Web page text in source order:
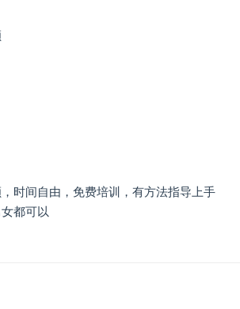
时间自由，免费培训，有方法指导上手
都可以